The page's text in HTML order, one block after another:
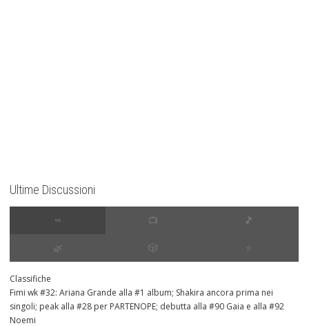
Ultime Discussioni
∞ 📺 🎵
🌿 🎲 ⭐️
Classifiche
Fimi wk #32: Ariana Grande alla #1 album; Shakira ancora prima nei
singoli; peak alla #28 per PARTENOPE; debutta alla #90 Gaia e alla #92
Noemi